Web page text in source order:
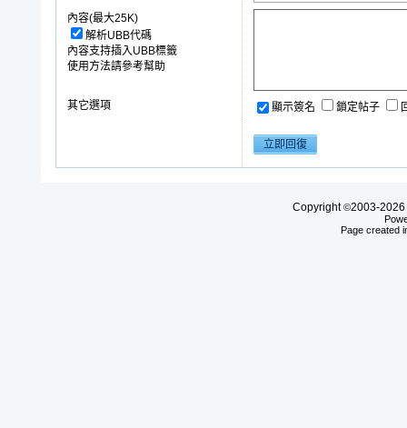
內容(最大25K)
解析UBB代碼
內容支持插入UBB標籤
使用方法請參考幫助
其它選項 顯示簽名 鎖定帖子
Copyright©2003-2026
Page created